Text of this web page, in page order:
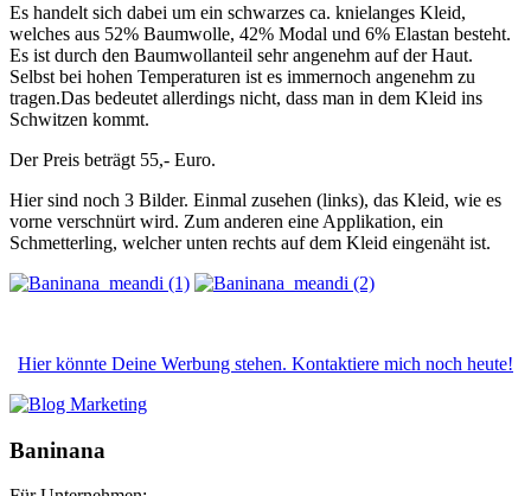
Es handelt sich dabei um ein schwarzes ca. knielanges Kleid,
welches aus 52% Baumwolle, 42% Modal und 6% Elastan besteht.
Es ist durch den Baumwollanteil sehr angenehm auf der Haut.
Selbst bei hohen Temperaturen ist es immernoch angenehm zu
tragen.Das bedeutet allerdings nicht, dass man in dem Kleid ins
Schwitzen kommt.
Der Preis beträgt 55,- Euro.
Hier sind noch 3 Bilder. Einmal zusehen (links), das Kleid, wie es
vorne verschnürt wird. Zum anderen eine Applikation, ein
Schmetterling, welcher unten rechts auf dem Kleid eingenäht ist.
Hier könnte Deine Werbung stehen. Kontaktiere mich noch heute!
Baninana